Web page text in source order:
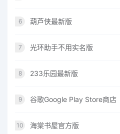
6 葫芦侠最新版
7 光环助手不用实名版
8 233乐园最新版
9 谷歌Google Play Store商店
10 海棠书屋官方版